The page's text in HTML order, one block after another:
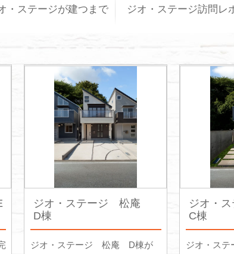
・ステージが建つまで ジオ・ステージ訪問レ
ジオ・ステージ 松庵
D棟
ジオ・ステージ 松庵 D棟が
ジオ・
C棟
ジオ・ス